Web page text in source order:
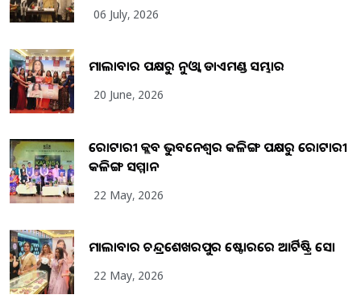
06 July, 2026
ମାଲାବାର ପକ୍ଷରୁ ନୁଓ୍ବା ଡାଏମଣ୍ଡ ସମ୍ଭାର
20 June, 2026
ରୋଟାରୀ କ୍ଲବ ଭୁବନେଶ୍ୱର କଳିଙ୍ଗ ପକ୍ଷରୁ ରୋଟାରୀ
କଳିଙ୍ଗ ସମ୍ମାନ
22 May, 2026
ମାଲାବାର ଚନ୍ଦ୍ରଶେଖରପୁର ଷ୍ଟୋରରେ ଆର୍ଟିଷ୍ଟ୍ରି ସୋ
22 May, 2026